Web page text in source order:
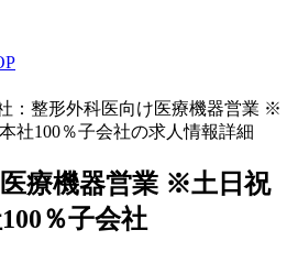
：整形外科医向け医療機器営業 ※
社100％子会社の求人情報詳細
療機器営業 ※土日祝
％子会社